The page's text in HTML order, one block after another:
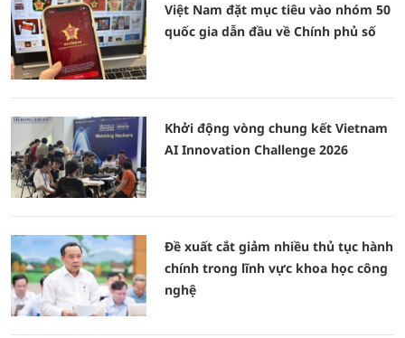
Việt Nam đặt mục tiêu vào nhóm 50
quốc gia dẫn đầu về Chính phủ số
Khởi động vòng chung kết Vietnam
AI Innovation Challenge 2026
Đề xuất cắt giảm nhiều thủ tục hành
chính trong lĩnh vực khoa học công
nghệ